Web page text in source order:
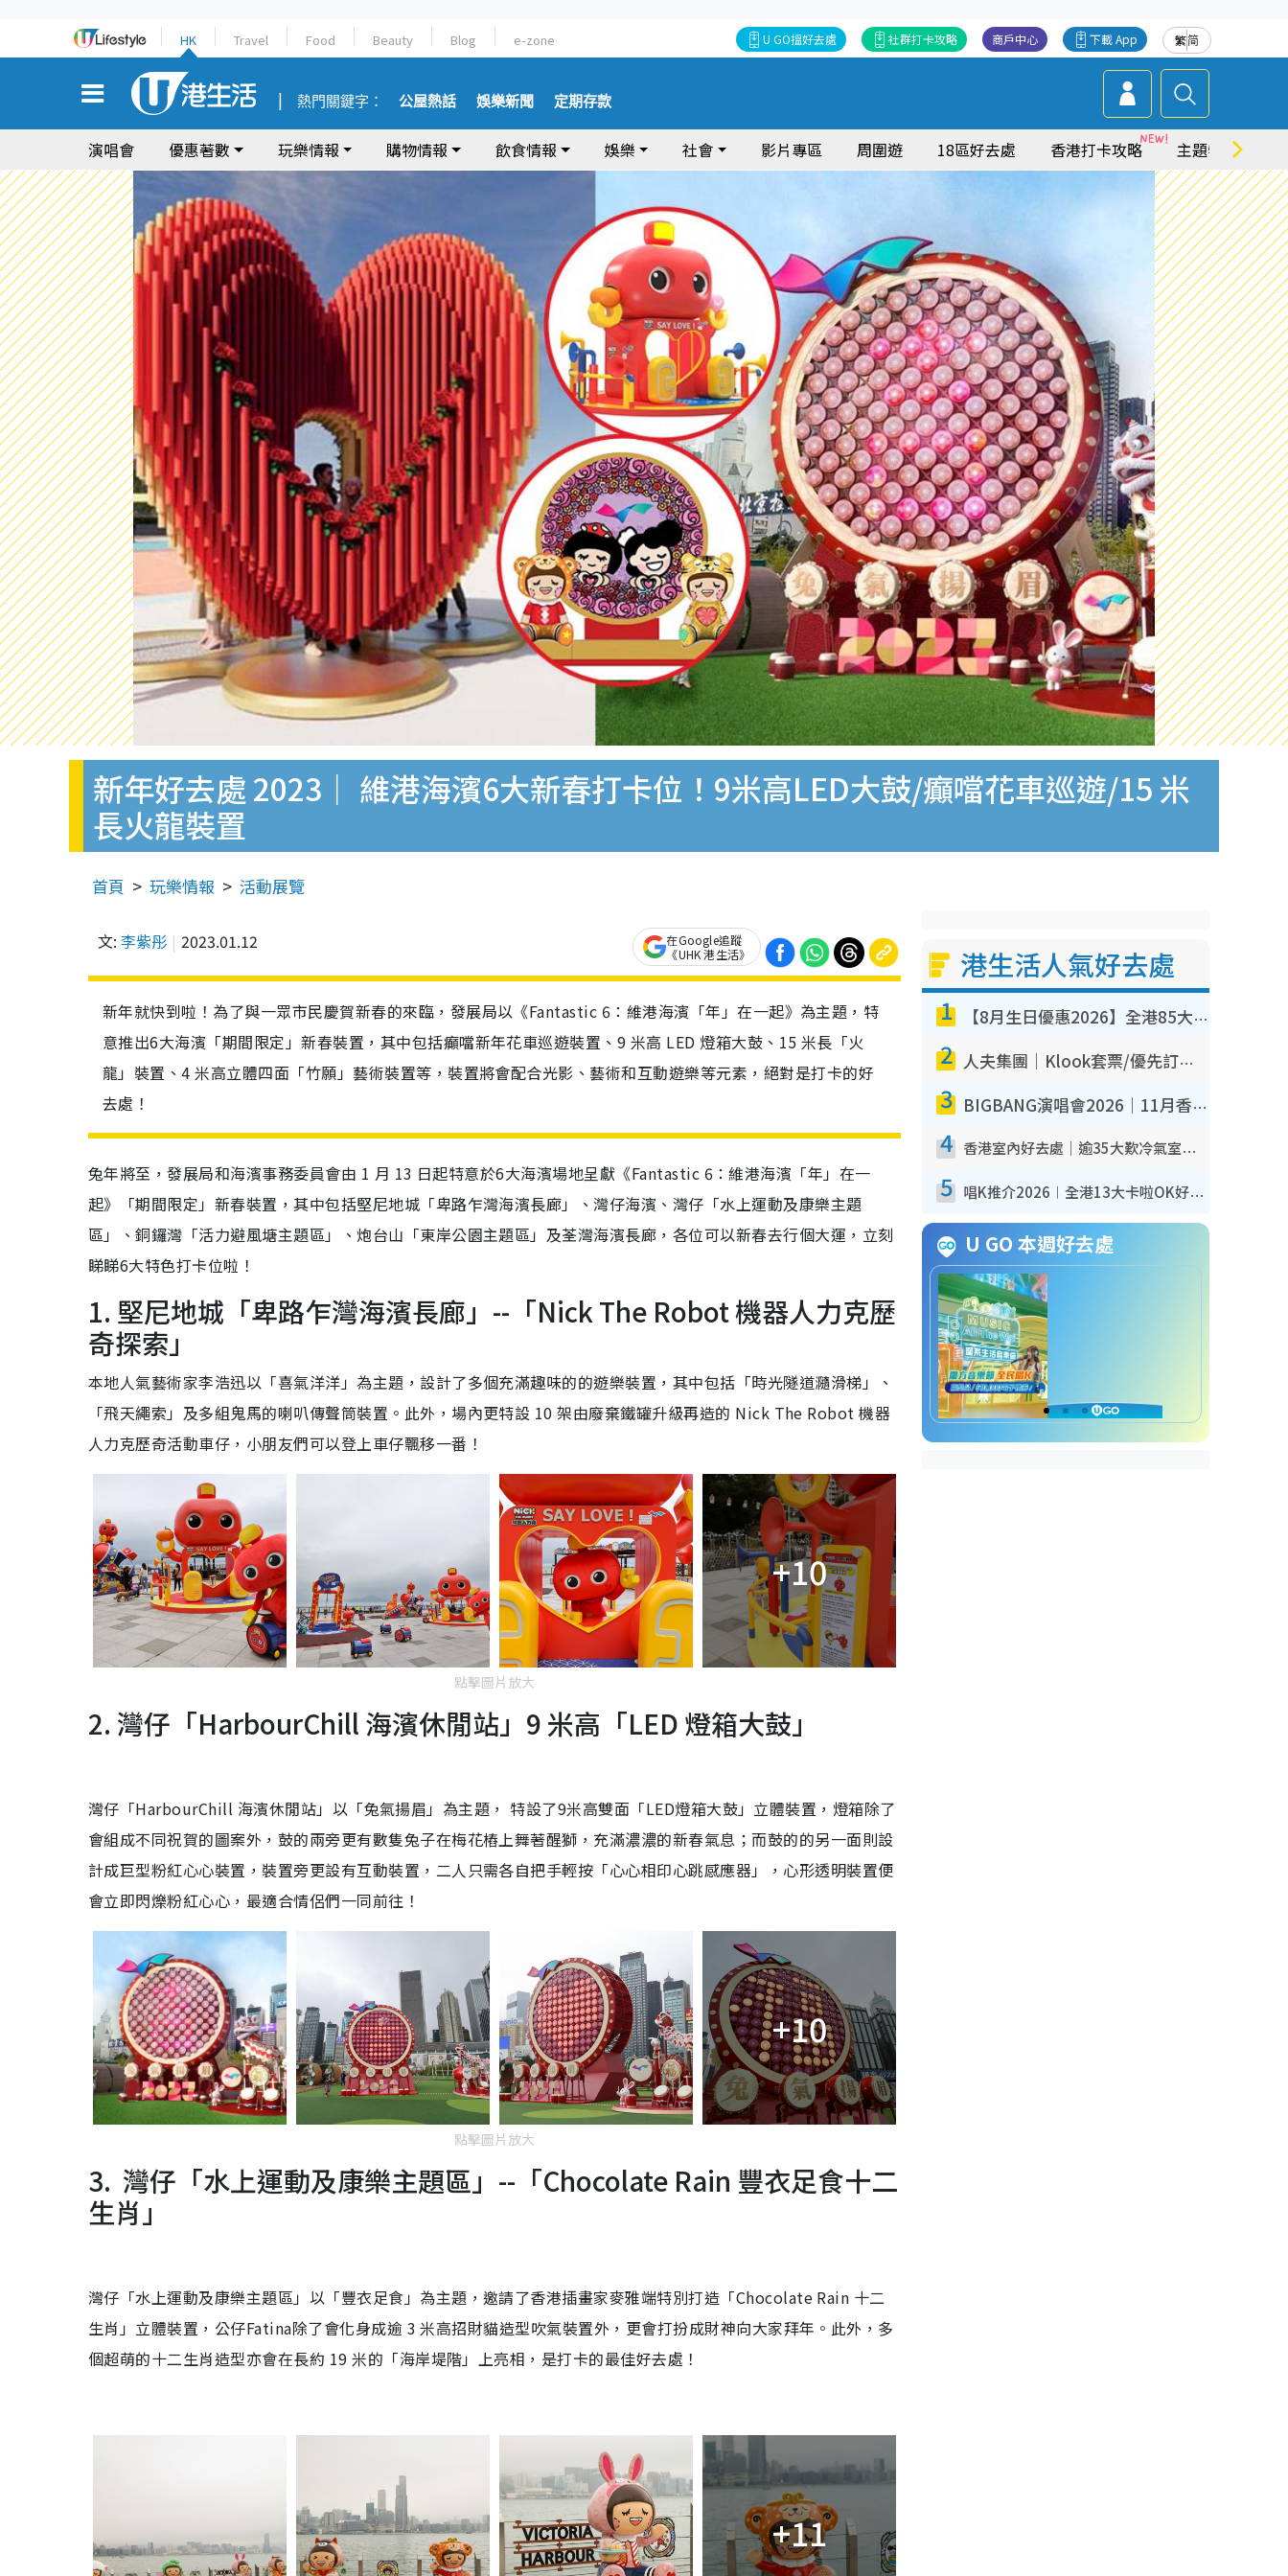
HK Travel Food Beauty Blog e-zone 繁简
下載 App
商戶中心
社群打卡攻略
U GO搵好去處
熱門關鍵字： 公屋熱話 娛樂新聞 定期存款
演唱會 優惠著數 玩樂情報 購物情報 飲食情報 娛樂 社會 影片專區 周圍遊 18區好去處 香港打卡攻略 主題特集
新年好去處 2023｜ 維港海濱6大新春打卡位！9米高LED大鼓/癲噹花車巡遊/15 米
長火龍裝置
首頁 玩樂情報 活動展覽
文: 李紫彤 2023.01.12
在Google追蹤
《UHK 港生活》
新年就快到啦！為了與一眾市民慶賀新春的來臨，發展局以《Fantastic 6：維港海濱「年」在一起》為主題，特
意推出6大海濱「期間限定」新春裝置，其中包括癲噹新年花車巡遊裝置、9 米高 LED 燈箱大鼓、15 米長「火
龍」裝置、4 米高立體四面「竹願」藝術裝置等，裝置將會配合光影、藝術和互動遊樂等元素，絕對是打卡的好
去處！
兔年將至，發展局和海濱事務委員會由 1 月 13 日起特意於6大海濱場地呈獻《Fantastic 6：維港海濱「年」在一
起》「期間限定」新春裝置，其中包括堅尼地城「卑路乍灣海濱長廊」、灣仔海濱、灣仔「水上運動及康樂主題
區」、銅鑼灣「活力避風塘主題區」、炮台山「東岸公園主題區」及荃灣海濱長廊，各位可以新春去行個大運，立刻
睇睇6大特色打卡位啦！
1. 堅尼地城「卑路乍灣海濱長廊」--「Nick The Robot 機器人力克歷
奇探索」
本地人氣藝術家李浩迅以「喜氣洋洋」為主題，設計了多個充滿趣味的的遊樂裝置，其中包括「時光隧道瀡滑梯」、
「飛天繩索」及多組鬼馬的喇叭傳聲筒裝置。此外，場內更特設 10 架由廢棄鐵罐升級再造的 Nick The Robot 機器
人力克歷奇活動車仔，小朋友們可以登上車仔飄移一番！
+10
點擊圖片放大
2. 灣仔「HarbourChill 海濱休閒站」9 米高「LED 燈箱大鼓」
灣仔「HarbourChill 海濱休閒站」以「兔氣揚眉」為主題， 特設了9米高雙面「LED燈箱大鼓」立體裝置，燈箱除了
會組成不同祝賀的圖案外，鼓的兩旁更有數隻兔子在梅花樁上舞著醒獅，充滿濃濃的新春氣息；而鼓的的另一面則設
計成巨型粉紅心心裝置，裝置旁更設有互動裝置，二人只需各自把手輕按「心心相印心跳感應器」，心形透明裝置便
會立即閃爍粉紅心心，最適合情侶們一同前往！
+10
點擊圖片放大
3. 灣仔「水上運動及康樂主題區」--「Chocolate Rain 豐衣足食十二
生肖」
灣仔「水上運動及康樂主題區」以「豐衣足食」為主題，邀請了香港插畫家麥雅端特別打造「Chocolate Rain 十二
生肖」立體裝置，公仔Fatina除了會化身成逾 3 米高招財貓造型吹氣裝置外，更會打扮成財神向大家拜年。此外，多
個超萌的十二生肖造型亦會在長約 19 米的「海岸堤階」上亮相，是打卡的最佳好去處！
+11
港生活人氣好去處
1 【8月生日優惠2026】全港85大食買玩著數攻略 自助餐/火鍋放題同行免費＋誠品/DONKI送現金券
2 人夫集團｜Klook套票/優先訂票/公開發售搶飛攻略！附票價.購票連結.場地座位表
3 BIGBANG演唱會2026｜11月香港啟德開3場！實名制VIP申請、優先購票攻略
4 香港室內好去處｜逾35大歎冷氣室內好去處推介 室內活動免費避雨無懼落雨
5 唱K推介2026︱全港13大卡啦OK好去處！最平$36起 日文K都有！(附地址+收費詳情)
U GO 本週好去處